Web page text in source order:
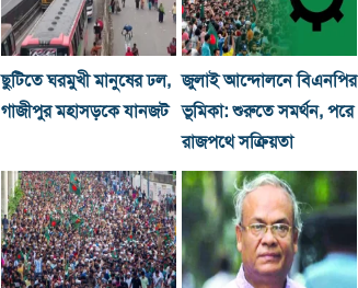
ছুটিতে ঘরমুখী মানুষের ঢল,
গাজীপুর মহাসড়কে যানজট
জুলাই আন্দোলনে বিএনপির
ভূমিকা: শুরুতে সমর্থন, পরে
রাজপথে সক্রিয়তা